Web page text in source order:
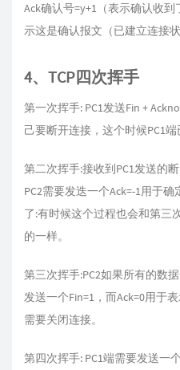
Ack确认号=y+1（表示确认收到
示这是确认报文（已建立连接状
4、TCP四次挥手
第一次挥手: PC1发送Fin +
己要断开连接，这个时候PC1端
第二次挥手:接收到PC1发送的
PC2需要发迭一个Ack=-1用于
了:有时候这个过程也会和第三
的一样。
第三次挥手:PC2如果所有的数
发送一个Fin=1，而Ack=0用于
需要关闭连接。
第四次挥手: PC1端需要发送一